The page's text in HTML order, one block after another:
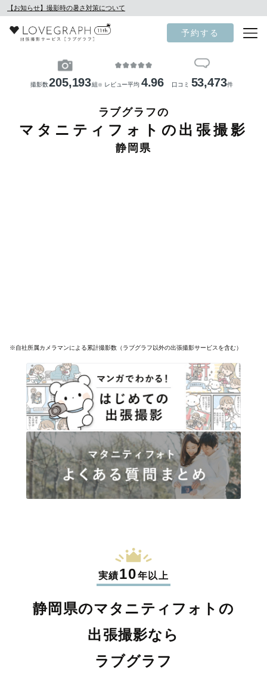
【お知らせ】撮影時の暑さ対策について
予約する
撮影数205,193組 ※ レビュー平均 4.96 口コミ 53,473件
ラブグラフの
マタニティフォトの出張撮影
静岡県
※自社所属カメラマンによる累計撮影数（ラブグラフ以外の出張撮影サービスを含む）
実績10年以上
静岡県のマタニティフォトの
出張撮影なら
ラブグラフ